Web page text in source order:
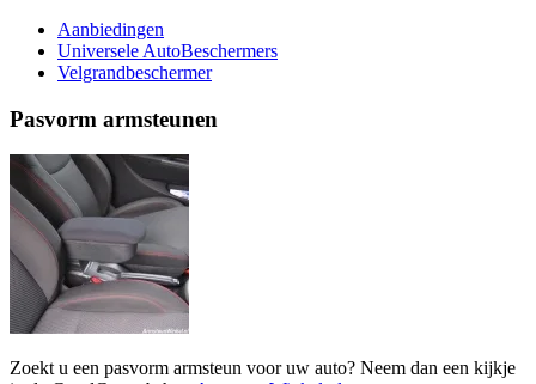
Aanbiedingen
Universele AutoBeschermers
Velgrandbeschermer
Pasvorm armsteunen
Zoekt u een pasvorm armsteun voor uw auto? Neem dan een kijkje